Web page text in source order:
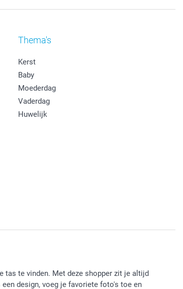
Thema's
Kerst
Baby
Moederdag
Vaderdag
Huwelijk
tas te vinden. Met deze shopper zit je altijd
design, voeg je favoriete foto's toe en